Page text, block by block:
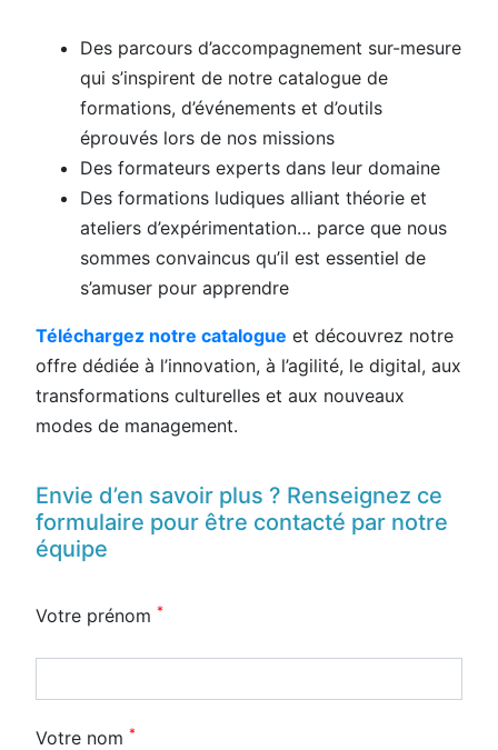
Des parcours d’accompagnement sur-mesure
qui s’inspirent de notre catalogue de
formations, d’événements et d’outils
éprouvés lors de nos missions
Des formateurs experts dans leur domaine
Des formations ludiques alliant théorie et
ateliers d’expérimentation… parce que nous
sommes convaincus qu’il est essentiel de
s’amuser pour apprendre
Téléchargez notre catalogue et découvrez notre
offre dédiée à l’innovation, à l’agilité, le digital, aux
transformations culturelles et aux nouveaux
modes de management.
Envie d’en savoir plus ? Renseignez ce
formulaire pour être contacté par notre
équipe
Votre prénom *
Votre nom *